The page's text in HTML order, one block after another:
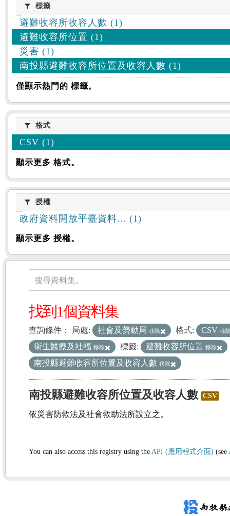
標籤標籤
避難收容所收容人數 (1)
避難收容所位置 (1)
災害 (1)
南投縣避難收容所位置及收容人數 (1)
僅顯示熱門的 標籤。
格式格式
CSV (1)
顯示更多 格式。
授權授權
政府資料開放平臺資料... (1)
顯示更多 授權。
資料集
搜尋資料集。
找到1個資料集
查詢條件： 局處: 社會及勞動局 移除 格式: CSV 移
衛生醫療及社福 移除 標籤: 避難收容所位置 移除
南投縣避難收容所位置及收容人數 移除
南投縣避難收容所位置及收容人數 CSV
依災害防救法及社會救助法所設立之。
You can also access this registry using the API (應用程式介面) (see